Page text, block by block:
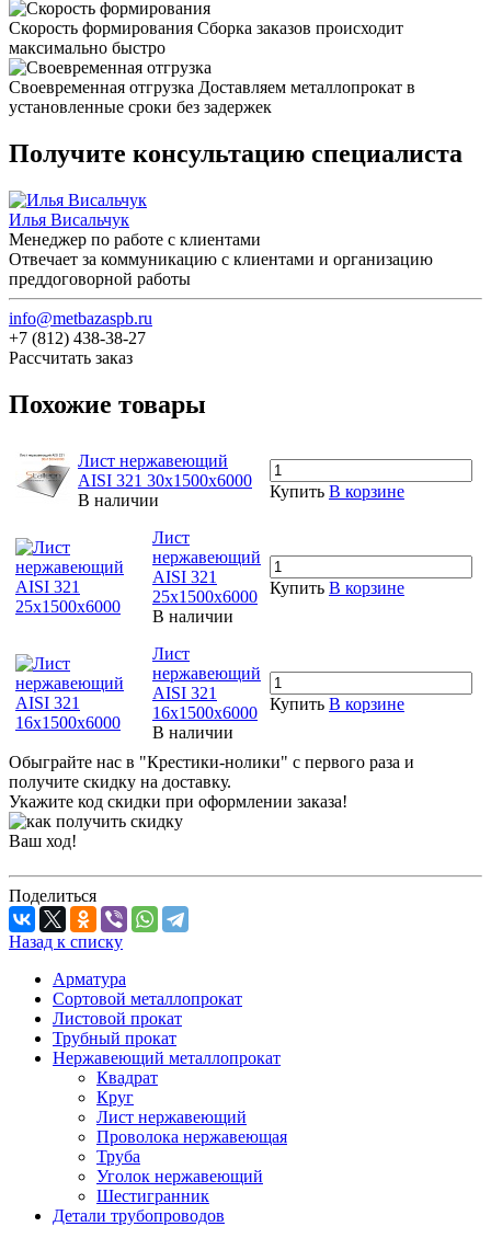
Скорость формирования Сборка заказов происходит
максимально быстро
Своевременная отгрузка Доставляем металлопрокат в
установленные сроки без задержек
Получите консультацию специалиста
Илья Висальчук
Менеджер по работе с клиентами
Отвечает за коммуникацию с клиентами и организацию
преддоговорной работы
info@metbazaspb.ru
+7 (812) 438-38-27
Рассчитать заказ
Похожие товары
Лист нержавеющий
AISI 321 30х1500х6000
В наличии
Купить В корзине
Лист
нержавеющий
AISI 321
25х1500х6000
В наличии
Купить В корзине
Лист
нержавеющий
AISI 321
16х1500х6000
В наличии
Купить В корзине
Обыграйте нас в "Крестики-нолики" с первого раза и
получите скидку на доставку.
Укажите код скидки при оформлении заказа!
Ваш ход!
Поделиться
Назад к списку
Арматура
Сортовой металлопрокат
Листовой прокат
Трубный прокат
Нержавеющий металлопрокат
Квадрат
Круг
Лист нержавеющий
Проволока нержавеющая
Труба
Уголок нержавеющий
Шестигранник
Детали трубопроводов